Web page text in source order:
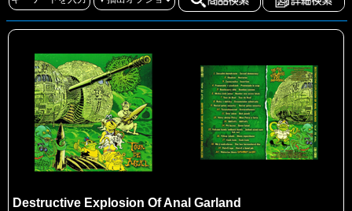
Destructive Explosion Of Anal Garland